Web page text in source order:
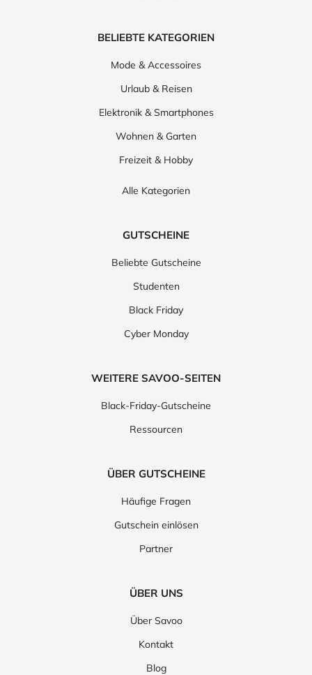
BELIEBTE KATEGORIEN
Mode & Accessoires
Urlaub & Reisen
Elektronik & Smartphones
Wohnen & Garten
Freizeit & Hobby
Alle Kategorien
GUTSCHEINE
Beliebte Gutscheine
Studenten
Black Friday
Cyber Monday
WEITERE SAVOO-SEITEN
Black-Friday-Gutscheine
Ressourcen
ÜBER GUTSCHEINE
Häufige Fragen
Gutschein einlösen
Partner
ÜBER UNS
Über Savoo
Kontakt
Blog